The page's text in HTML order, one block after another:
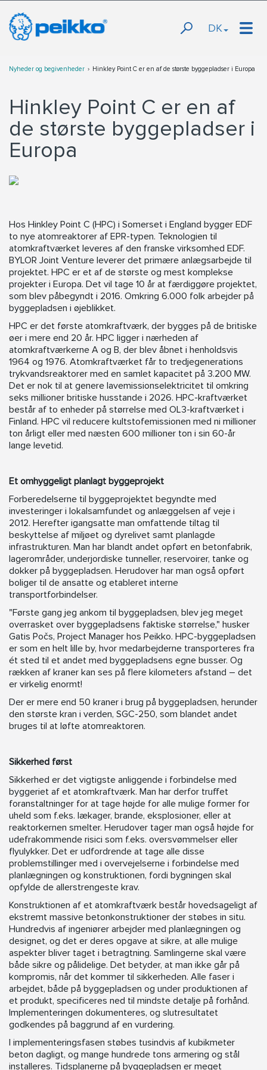
DK
Nyheder og begivenheder Hinkley Point C er en af de største byggepladser i Europa
Hinkley Point C er en af
de største byggepladser i
Europa
Hos Hinkley Point C (HPC) i Somerset i England bygger EDF
to nye atomreaktorer af EPR-typen. Teknologien til
atomkraftværket leveres af den franske virksomhed EDF.
BYLOR Joint Venture leverer det primære anlægsarbejde til
projektet. HPC er et af de største og mest komplekse
projekter i Europa. Det vil tage 10 år at færdiggøre projektet,
som blev påbegyndt i 2016. Omkring 6.000 folk arbejder på
byggepladsen i øjeblikket.
HPC er det første atomkraftværk, der bygges på de britiske
øer i mere end 20 år. HPC ligger i nærheden af
atomkraftværkerne A og B, der blev åbnet i henholdsvis
1964 og 1976. Atomkraftværket får to tredjegenerations
trykvandsreaktorer med en samlet kapacitet på 3.200 MW.
Det er nok til at genere lavemissionselektricitet til omkring
seks millioner britiske husstande i 2026. HPC-kraftværket
består af to enheder på størrelse med OL3-kraftværket i
Finland. HPC vil reducere kultstofemissionen med ni millioner
ton årligt eller med næsten 600 millioner ton i sin 60-år
lange levetid.
Et omhyggeligt planlagt byggeprojekt
Forberedelserne til byggeprojektet begyndte med
investeringer i lokalsamfundet og anlæggelsen af veje i
2012. Herefter igangsatte man omfattende tiltag til
beskyttelse af miljøet og dyrelivet samt planlagde
infrastrukturen. Man har blandt andet opført en betonfabrik,
lagerområder, underjordiske tunneller, reservoirer, tanke og
dokker på byggepladsen. Herudover har man også opført
boliger til de ansatte og etableret interne
transportforbindelser.
"Første gang jeg ankom til byggepladsen, blev jeg meget
overrasket over byggepladsens faktiske størrelse," husker
Gatis Počs, Project Manager hos Peikko. HPC-byggepladsen
er som en helt lille by, hvor medarbejderne transporteres fra
ét sted til et andet med byggepladsens egne busser. Og
rækken af kraner kan ses på flere kilometers afstand – det
er virkelig enormt!
Der er mere end 50 kraner i brug på byggepladsen, herunder
den største kran i verden, SGC-250, som blandet andet
bruges til at løfte atomreaktoren.
Sikkerhed først
Sikkerhed er det vigtigste anliggende i forbindelse med
byggeriet af et atomkraftværk. Man har derfor truffet
foranstaltninger for at tage højde for alle mulige former for
uheld som f.eks. lækager, brande, eksplosioner, eller at
reaktorkernen smelter. Herudover tager man også højde for
udefrakommende risici som f.eks. oversvømmelser eller
flyulykker. Det er udfordrende at tage alle disse
problemstillinger med i overvejelserne i forbindelse med
planlægningen og konstruktionen, fordi bygningen skal
opfylde de allerstrengeste krav.
Konstruktionen af et atomkraftværk består hovedsageligt af
ekstremt massive betonkonstruktioner der støbes in situ.
Hundredvis af ingeniører arbejder med planlægningen og
designet, og det er deres opgave at sikre, at alle mulige
aspekter bliver taget i betragtning. Samlingerne skal være
både sikre og pålidelige. Det betyder, at man ikke går på
kompromis, når det kommer til sikkerheden. Alle faser i
arbejdet, både på byggepladsen og under produktionen af
et produkt, specificeres ned til mindste detalje på forhånd.
Implementeringen dokumenteres, og slutresultatet
godkendes på baggrund af en vurdering.
I implementeringsfasen støbes tusindvis af kubikmeter
beton dagligt, og mange hundrede tons armering og stål
installeres. Tidsplanerne på byggepladsen er meget